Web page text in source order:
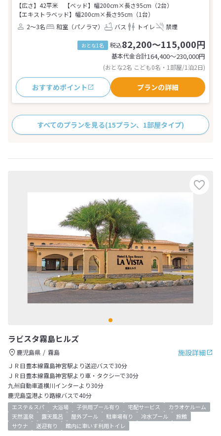
【広さ】42平米
【ベッド】幅200cm×長さ95cm（2台）
【エキストラベッド】幅200cm×長さ95cm（1台）
2～3名
和室（パノラマ） バス トイレ 禁煙
おとな1名 税込82,200～115,000円
基本代金合計164,400〜230,000円
(おとな2名 こども0名・1部屋/1泊2日)
おすすめポイント プランの詳細
すべてのプランを見る(15プラン、1部屋タイプ)
ラビスタ霧島ヒルズ
施設詳細
鹿児島県
霧島
ＪＲ日豊本線霧島神宮駅より送迎バスで30分
ＪＲ日豊本線霧島神宮駅より車・タクシーで30分
九州自動車道横川インターより30分
鹿児島空港より路線バスで40分
エステ＆スパ 大浴場 子供用プール有り 宅配サービス
カラオケルーム
天然温泉
露天風呂 屋外プール 駐車場有り 冷水プール
旅館
サウナ
送迎有り 館内に車いす利用トイレ